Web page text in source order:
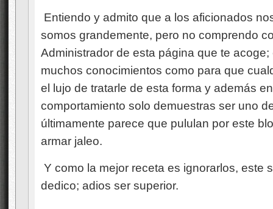
Entiendo y admito que a los aficionados
somos grandemente, pero no comprendo
Administrador de esta página que te
muchos conocimientos como para que
el lujo de tratarle de esta forma y además
comportamiento solo demuestras ser uno
últimamente parece que pululan por este
armar jaleo.
Y como la mejor receta es ignorarlos, este
dedico; adios ser superior.